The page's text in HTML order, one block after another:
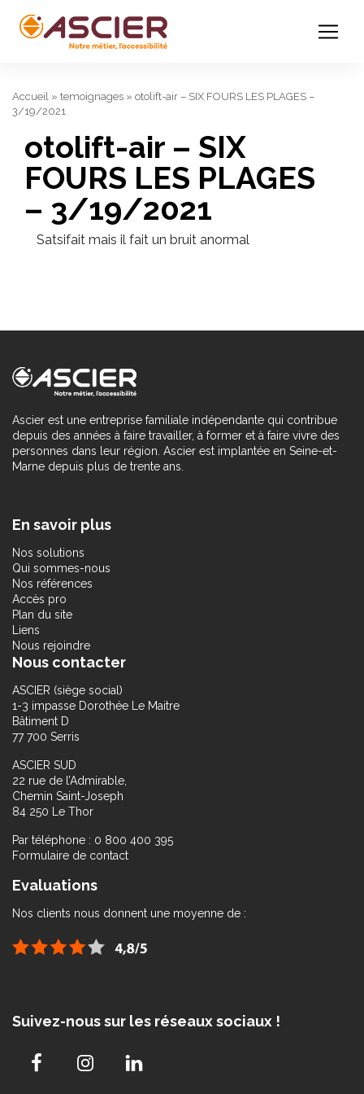
Accueil » temoignages » otolift-air – SIX FOURS LES PLAGES –
3/19/2021
otolift-air – SIX
FOURS LES PLAGES
– 3/19/2021
Satsifait mais il fait un bruit anormal
Ascier est une entreprise familiale indépendante qui contribue
depuis des années à faire travailler, à former et à faire vivre des
personnes dans leur région. Ascier est implantée en Seine-et-
Marne depuis plus de trente ans.
En savoir plus
Nos solutions
Qui sommes-nous
Nos références
Accès pro
Plan du site
Liens
Nous rejoindre
Nous contacter
ASCIER (siège social)
1-3 impasse Dorothée Le Maitre
Bâtiment D
77 700 Serris
ASCIER SUD
22 rue de l’Admirable,
Chemin Saint-Joseph
84 250 Le Thor
Par téléphone : 0 800 400 395
Formulaire de contact
Evaluations
Nos clients nous donnent une moyenne de :
Suivez-nous sur les réseaux sociaux !